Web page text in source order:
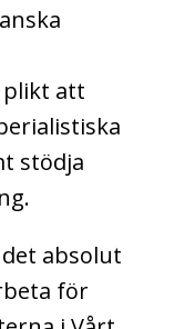
plikt att
stödja
absolut
för